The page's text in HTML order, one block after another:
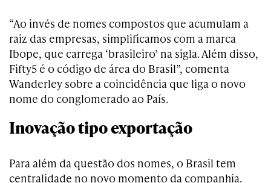
“Ao invés de nomes compostos que acumulam a
raiz das empresas, simplificamos com a marca
Ibope, que carrega ‘brasileiro’ na sigla. Além disso,
Fifty5 é o código de área do Brasil”, comenta
Wanderley sobre a coincidência que liga o novo
nome do conglomerado ao País.
Inovação tipo exportação
Para além da questão dos nomes, o Brasil tem
centralidade no novo momento da companhia.